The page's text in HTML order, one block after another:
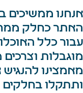
אנחנו ממשיכים
האתר כחלק
עבור כלל
מוגבלות וצרכים
מאמצינו
ותתקלו בחלקים